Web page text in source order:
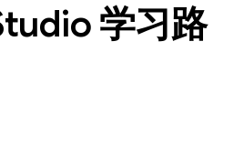
学习路